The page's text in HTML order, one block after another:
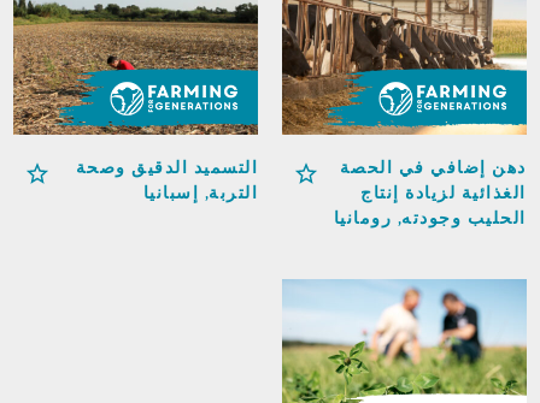
دهن إضافي في الحصة
الغذائية لزيادة إنتاج
الحليب وجودته, رومانيا
التسميد الدقيق وصحة
التربة, إسبانيا